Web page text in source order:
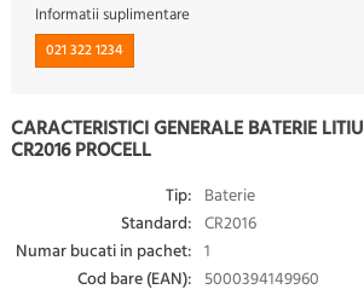
Informatii suplimentare
021 322 1234
CARACTERISTICI GENERALE BATERIE LITIU
CR2016 PROCELL
Tip: Baterie
Standard: CR2016
Numar bucati in pachet: 1
Cod bare (EAN): 5000394149960